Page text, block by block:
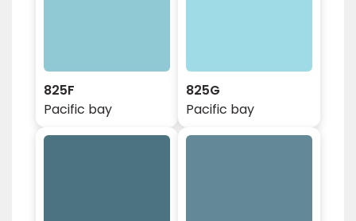
825F
Pacific bay
825G
Pacific bay